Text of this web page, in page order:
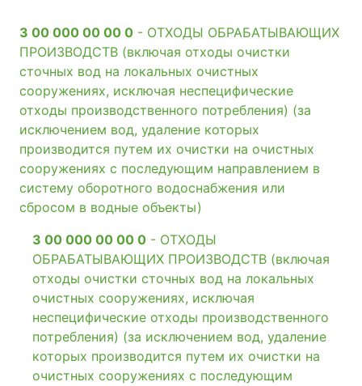
3 00 000 00 00 0 - ОТХОДЫ ОБРАБАТЫВАЮЩИХ
ПРОИЗВОДСТВ (включая отходы очистки
сточных вод на локальных очистных
сооружениях, исключая неспецифические
отходы производственного потребления) (за
исключением вод, удаление которых
производится путем их очистки на очистных
сооружениях с последующим направлением в
систему оборотного водоснабжения или
сбросом в водные объекты)
3 00 000 00 00 0 - ОТХОДЫ
ОБРАБАТЫВАЮЩИХ ПРОИЗВОДСТВ (включая
отходы очистки сточных вод на локальных
очистных сооружениях, исключая
неспецифические отходы производственного
потребления) (за исключением вод, удаление
которых производится путем их очистки на
очистных сооружениях с последующим